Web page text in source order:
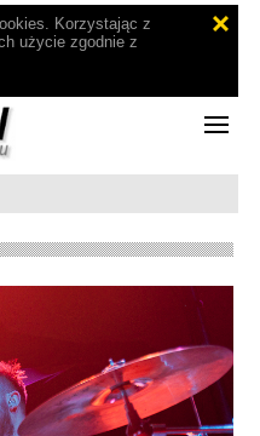
Korzystając z
użycie zgodnie z